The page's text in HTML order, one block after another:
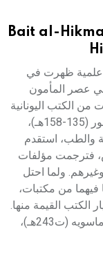
في عام 2026
Bait al-
علمية ظهرت في
وازدهرت في عصر المأمون
من الكتب اليونانية
في العلم والفلسفة .ففي زمان الخليفة المنصور (135-158هـ)،
والطب، استقدم
فترجمت مؤلفات
ولما احتل
فيهما من مكتبات،
الكتب القيمة منها.
وولى الرشيد أمر هذه المؤلفات إلى يوحنا بن ماسويه (ت243هـ)،